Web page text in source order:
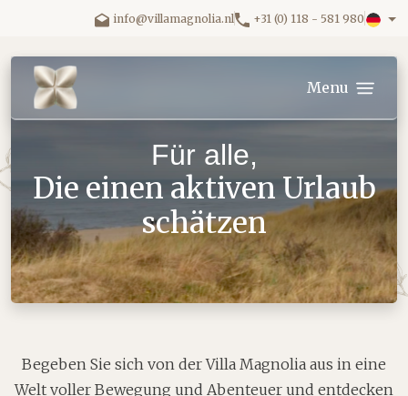
Direkt zum Inhalt gehen.
info@villamagnolia.nl +31 (0) 118 - 581 980
Villa Magnolia logo Menu
Für alle,
Die einen aktiven Urlaub
schätzen
Begeben Sie sich von der Villa Magnolia aus in eine
Welt voller Bewegung und Abenteuer und entdecken